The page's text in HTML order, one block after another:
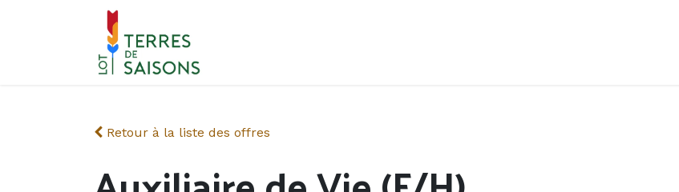
Se rendre au contenu
Retour à la liste des offres